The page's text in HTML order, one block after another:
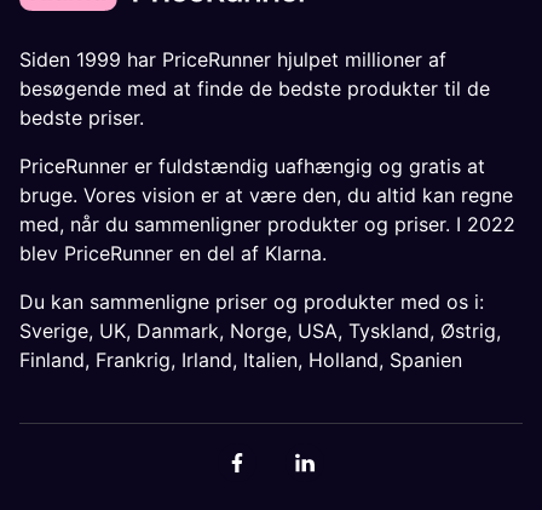
Siden 1999 har PriceRunner hjulpet millioner af
besøgende med at finde de bedste produkter til de
bedste priser.
PriceRunner er fuldstændig uafhængig og gratis at
bruge. Vores vision er at være den, du altid kan regne
med, når du sammenligner produkter og priser. I 2022
blev PriceRunner en del af Klarna.
Du kan sammenligne priser og produkter med os i:
Sverige, UK, Danmark, Norge, USA, Tyskland, Østrig,
Finland, Frankrig, Irland, Italien, Holland, Spanien